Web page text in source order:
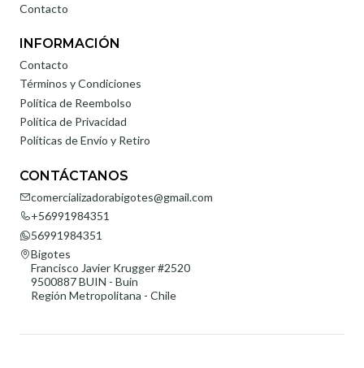
Contacto
INFORMACIÓN
Contacto
Términos y Condiciones
Política de Reembolso
Política de Privacidad
Políticas de Envío y Retiro
CONTÁCTANOS
comercializadorabigotes@gmail.com
+56991984351
56991984351
Bigotes
Francisco Javier Krugger #2520
9500887 BUIN - Buin
Región Metropolitana - Chile